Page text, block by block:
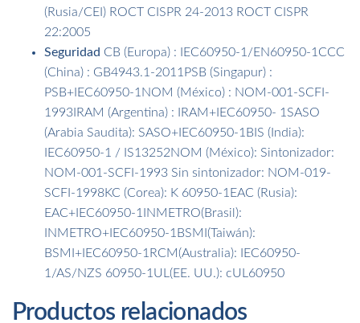
(Rusia/CEI) ROCT CISPR 24-2013 ROCT CISPR
22:2005
Seguridad CB (Europa) : IEC60950-1/EN60950-1CCC
(China) : GB4943.1-2011PSB (Singapur) :
PSB+IEC60950-1NOM (México) : NOM-001-SCFI-
1993IRAM (Argentina) : IRAM+IEC60950- 1SASO
(Arabia Saudita): SASO+IEC60950-1BIS (India):
IEC60950-1 / IS13252NOM (México): Sintonizador:
NOM-001-SCFI-1993 Sin sintonizador: NOM-019-
SCFI-1998KC (Corea): K 60950-1EAC (Rusia):
EAC+IEC60950-1INMETRO(Brasil):
INMETRO+IEC60950-1BSMI(Taiwán):
BSMI+IEC60950-1RCM(Australia): IEC60950-
1/AS/NZS 60950-1UL(EE. UU.): cUL60950
Productos relacionados